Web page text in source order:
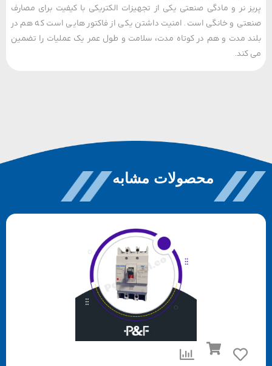
نر و مادگی صنعتی یکی از تجهیزات الکتریکی با کیفیت برای مصارف
و خانگی است. امنیت داشتن یکی از فاکتور هایی است که هم در
مدت و هم در کوتاه مدت، سلامت و طول عمر یک عملیات را تضمین
محصولات مشابه